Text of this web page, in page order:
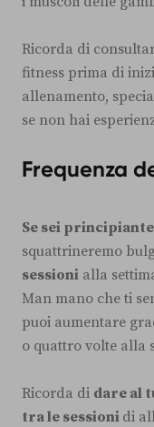
Ricorda di
fitness prima di
allenamento,
se non hai
Frequenza
Se sei principiante
squattrineremo
sessioni alla
Man mano che ti
puoi aumentare
o quattro volte alla
Ricorda di dare al
tra le sessioni di